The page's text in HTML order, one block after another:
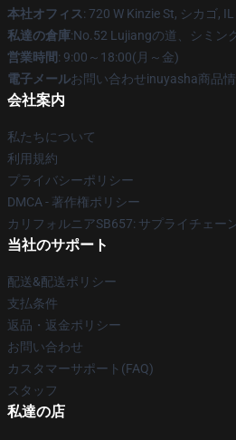
本社オフィス: 720 W Kinzie St, シカゴ,
私達の倉庫:No.52 Lujiangの道、シミン
営業時間: 9:00～18:00(月～金)
電子メールお問い合わせinuyasha商品
会社案内
私たちについて
利用規約
プライバシーポリシー
DMCA - 著作権ポリシー
カリフォルニアSB657: サプライチェー
当社のサポート
配送&配送ポリシー
支払条件
返品・返金ポリシー
お問い合わせ
カスタマーサポート(FAQ)
スタッフ
私達の店